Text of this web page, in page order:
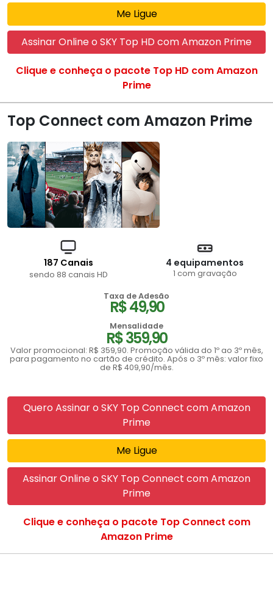
Me Ligue
Assinar Online o SKY Top HD com Amazon Prime
Clique e conheça o pacote Top HD com Amazon
Prime
Top Connect com Amazon Prime
187 Canais
sendo 88 canais HD
4 equipamentos
1 com gravação
Taxa de Adesão
R$ 49,90
Mensalidade
R$ 359,90
Valor promocional: R$ 359,90. Promoção válida do 1º ao 3º mês,
para pagamento no cartão de crédito. Após o 3º mês: valor fixo
de R$ 409,90/mês.
Quero Assinar o SKY Top Connect com Amazon
Prime
Me Ligue
Assinar Online o SKY Top Connect com Amazon
Prime
Clique e conheça o pacote Top Connect com
Amazon Prime